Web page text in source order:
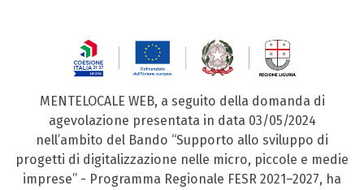
MENTELOCALE WEB, a seguito della domanda di
agevolazione presentata in data 03/05/2024
nell’ambito del Bando “Supporto allo sviluppo di
progetti di digitalizzazione nelle micro, piccole e medie
imprese” - Programma Regionale FESR 2021–2027, ha